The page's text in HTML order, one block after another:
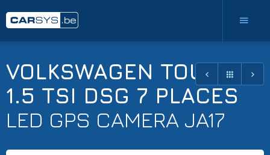
VOLKSWAGEN TOURAN
1.5 TSI DSG 7 PLACES
LED GPS CAMERA JA17